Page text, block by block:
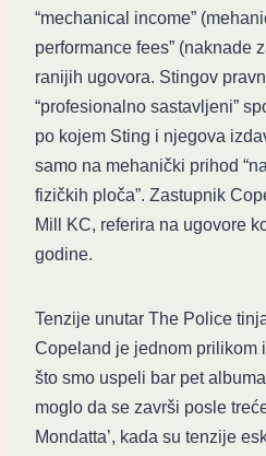
“mechanical income”
performance fees” (naknade
ranijih ugovora. Stingov
“profesionalno sastavljeni”
po kojem Sting i njegova
samo na mehanički prihod
fizičkih ploča”. Zastupnik
Mill KC, referira na ugovore
godine.
Tenzije unutar The Police
Copeland je jednom prilikom
što smo uspeli bar pet
moglo da se završi posle
Mondatta’, kada su tenzije